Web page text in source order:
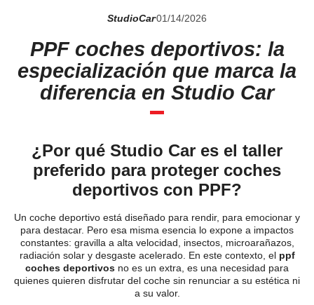
StudioCar01/14/2026
PPF coches deportivos: la
especialización que marca la
diferencia en Studio Car
¿Por qué Studio Car es el taller
preferido para proteger coches
deportivos con PPF?
Un coche deportivo está diseñado para rendir, para emocionar y
para destacar. Pero esa misma esencia lo expone a impactos
constantes: gravilla a alta velocidad, insectos, microarañazos,
radiación solar y desgaste acelerado. En este contexto, el ppf
coches deportivos no es un extra, es una necesidad para
quienes quieren disfrutar del coche sin renunciar a su estética ni
a su valor.